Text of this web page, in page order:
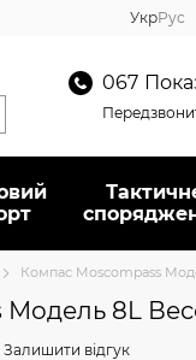
УкрРус
067
Компас Mosсompass
8L
Залишити відгук